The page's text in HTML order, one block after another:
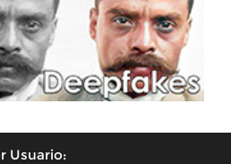
Usuario: